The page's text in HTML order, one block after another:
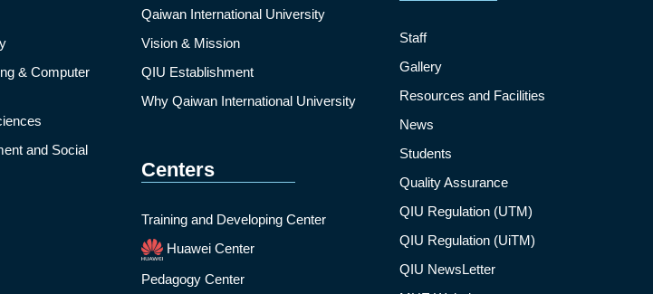
& Computer
and Social
Qaiwan International University
Vision & Mission
QIU Establishment
Why Qaiwan International University
Centers
Training and Developing Center
Huawei Center
Pedagogy Center
Staff
Gallery
Resources and Facilities
News
Students
Quality Assurance
QIU Regulation (UTM)
QIU Regulation (UiTM)
QIU NewsLetter